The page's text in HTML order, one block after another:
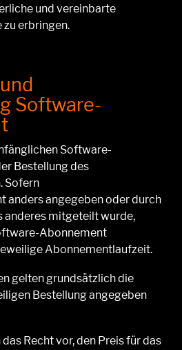
und vereinbarte
erbringen.
Software-
Software-
Bestellungdes
Sofern
anders angegebenoder durch
anderes mitgeteiltwurde,
Abonnement
Abonnementlaufzeit.
geltengrundsätzlichdie
Bestellung angegeben
Recht vor, den Preis für das